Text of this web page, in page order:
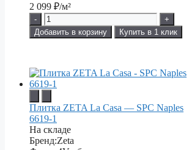
2 099 ₽/м²
-
+
Добавить в корзину
Купить в 1 клик
Плитка ZETA La Casa — SPC Naples
6619-1
На складе
Бренд:Zeta